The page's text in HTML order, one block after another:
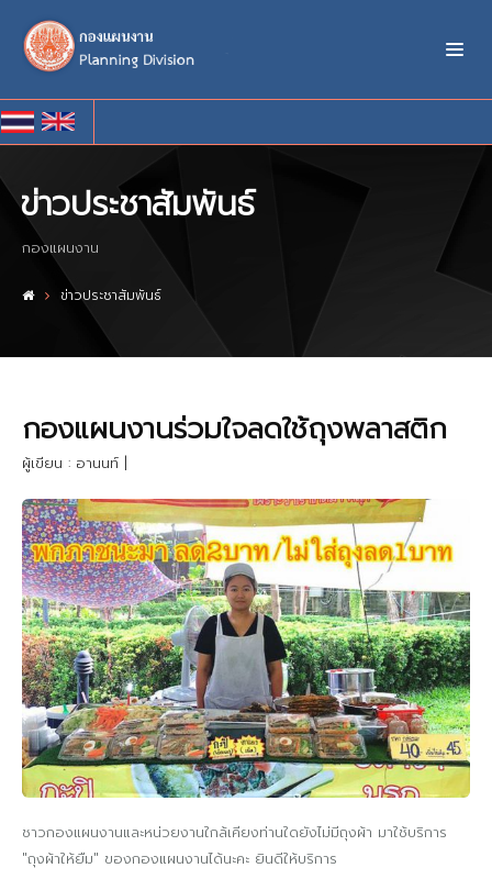
ข่าวประชาสัมพันธ์
กองแผนงาน
ข่าวประชาสัมพันธ์
กองแผนงานร่วมใจลดใช้ถุงพลาสติก
ผู้เขียน : อานนท์ |
ชาวกองแผนงานและหน่วยงานใกล้เคียงท่านใดยังไม่มีถุงผ้า มาใช้บริการ
"ถุงผ้าให้ยืม" ของกองแผนงานได้นะคะ ยินดีให้บริการ